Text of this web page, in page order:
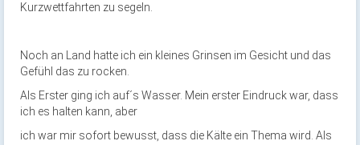
Kurzwettfahrten zu segeln.
Noch an Land hatte ich ein kleines Grinsen im Gesicht und das
Gefühl das zu rocken.
Als Erster ging ich auf´s Wasser. Mein erster Eindruck war, dass
ich es halten kann, aber
ich war mir sofort bewusst, dass die Kälte ein Thema wird. Als